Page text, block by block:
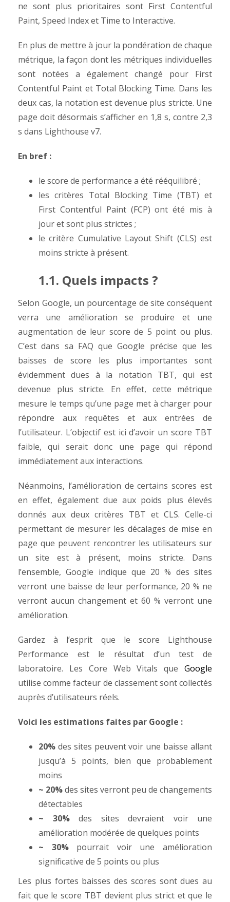
ne sont plus prioritaires sont First Contentful
Paint, Speed ​​Indexet Time to Interactive.
En plus de mettre à jour la pondération de chaque
métrique, la façon dont les métriques individuelles
sont notées a également changé pour First
Contentful Paint et Total Blocking Time. Dans les
deux cas, la notation est devenue plus stricte. Une
page doit désormais s’afficher en 1,8 s, contre 2,3
s dans Lighthouse v7.
En bref :
le score de performance a été rééquilibré ;
les critères Total Blocking Time (TBT) et
First Contentful Paint (FCP) ont été mis à
jour et sont plus strictes ;
le critère Cumulative Layout Shift (CLS) est
moins stricte à présent.
1.1. Quels impacts ?
Selon Google, un pourcentage de site conséquent
verra une amélioration se produire et une
augmentation de leur score de 5 point ou plus.
C’est dans sa FAQ que Google précise que les
baisses de score les plus importantes sont
évidemment dues à la notation TBT, qui est
devenue plus stricte. En effet, cette métrique
mesure le temps qu’une page met à charger pour
répondre aux requêtes et aux entrées de
l’utilisateur. L’objectif est ici d’avoir un score TBT
faible, qui serait donc une page qui répond
immédiatement aux interactions.
Néanmoins, l’amélioration de certains scores est
en effet, également due aux poids plus élevés
donnés aux deux critères TBT et CLS. Celle-ci
permettant de mesurer les décalages de mise en
page que peuvent rencontrer les utilisateurs sur
un site est à présent, moins stricte. Dans
l’ensemble, Google indique que 20 % des sites
verront une baisse de leur performance, 20 % ne
verront aucun changement et 60 % verront une
amélioration.
Gardez à l’esprit que le score Lighthouse
Performance est le résultat d’un test de
laboratoire. Les Core Web Vitals queGoogle
utilise comme facteur de classement sont collectés
auprès d’utilisateurs réels.
Voici les estimations faites par Google :
20% des sites peuvent voir une baisse allant
jusqu’à 5 points, bien que probablement
moins
~ 20%des sites verront peu de changements
détectables
~ 30%des sites devraient voir une
amélioration modérée de quelques points
~ 30%pourrait voir une amélioration
significative de 5 points ou plus
Les plus fortes baisses des scores sont dues au
fait que le score TBT devient plus strict et que le